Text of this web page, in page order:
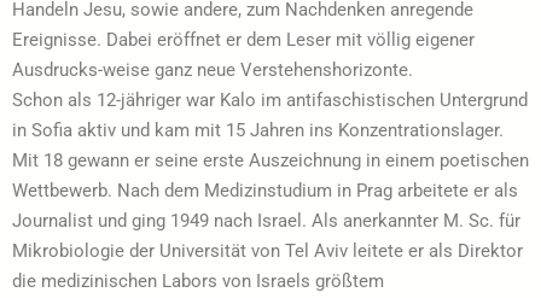
Handeln Jesu, sowie andere, zum Nachdenken anregende
Ereignisse. Dabei eröffnet er dem Leser mit völlig eigener
Ausdrucks-weise ganz neue Verstehenshorizonte.
Schon als 12-jähriger war Kalo im antifaschistischen Untergrund
in Sofia aktiv und kam mit 15 Jahren ins Konzentrationslager.
Mit 18 gewann er seine erste Auszeichnung in einem poetischen
Wettbewerb. Nach dem Medizinstudium in Prag arbeitete er als
Journalist und ging 1949 nach Israel. Als anerkannter M. Sc. für
Mikrobiologie der Universität von Tel Aviv leitete er als Direktor
die medizinischen Labors von Israels größtem